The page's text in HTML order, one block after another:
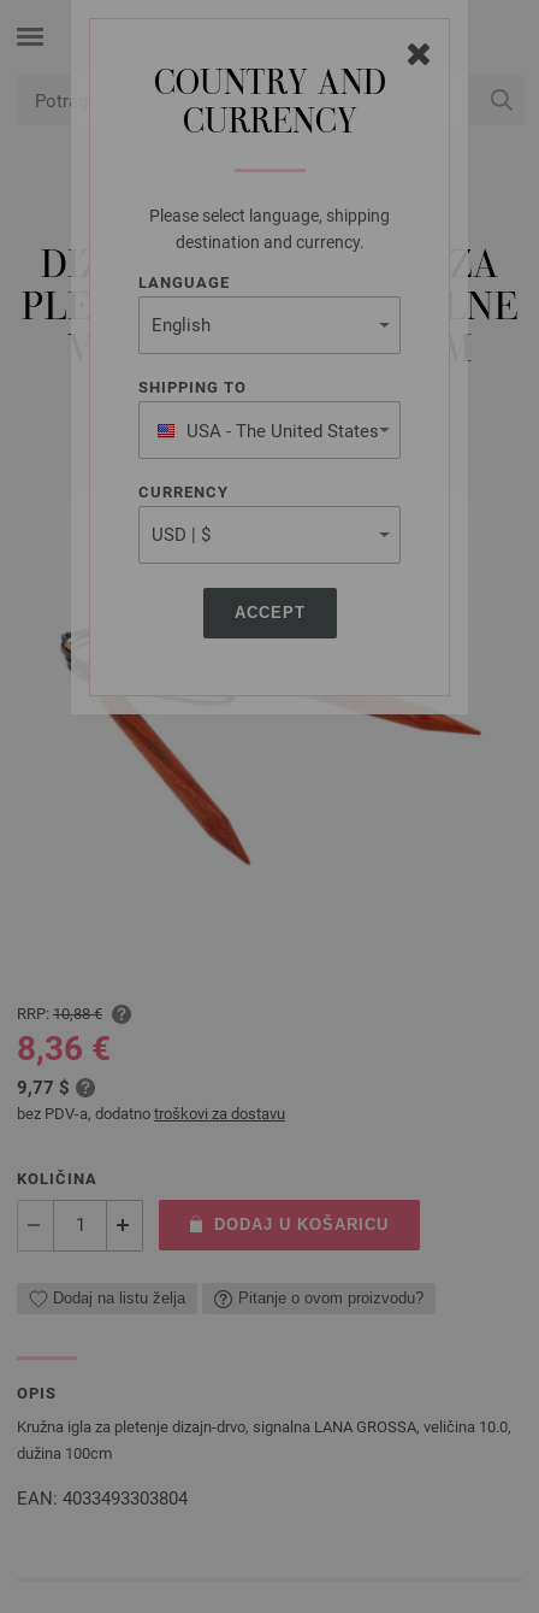
COUNTRY AND
CURRENCY
Please select language, shipping
destination and currency.
LANGUAGE
SHIPPING TO
USA - The United States
of America
CURRENCY
ACCEPT
LANA GROSSA
DIZAJN KRUŽNE IGLE ZA
PLETENJE-DRVO SIGNALNE
VELIČINE 10,0/100CM
RRP: 10,88 €
8,36 €
9,77 $
bez PDV-a, dodatno troškovi za dostavu
KOLIČINA
DODAJ U KOŠARICU
Dodaj na listu želja Pitanje o ovom proizvodu?
OPIS
Kružna igla za pletenje dizajn-drvo, signalna LANA GROSSA, veličina 10.0,
dužina 100cm
EAN: 4033493303804